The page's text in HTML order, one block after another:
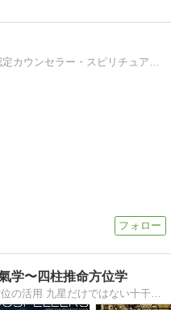
学〜四柱推命方位学
命式全体、五行喜忌まで観た吉方位の活用 九星だけではない十干十二支気学により、抜群に開運効果の高い『真の吉方位』をお伝えして参ります